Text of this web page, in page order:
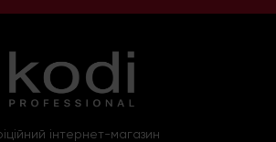
інтернет-магазин